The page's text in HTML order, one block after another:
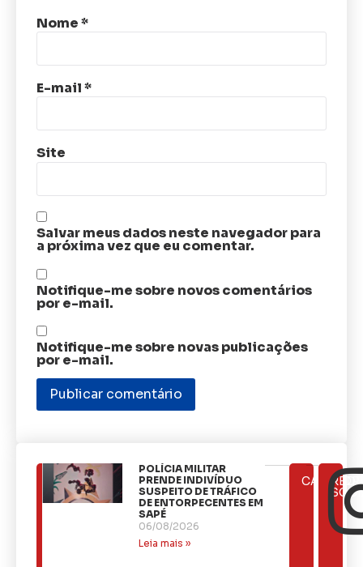
Nome*
E-mail*
Site
Salvar meus dados neste navegador para
a próxima vez que eu comentar.
Notifique-me sobre novos comentários
por e-mail.
Notifique-me sobre novas publicações
por e-mail.
ÚLTIMAS
NOTÍCIAS
​POLÍCIA MILITAR
PRENDE INDIVÍDUO
SUSPEITO DE TRÁFICO
DE ENTORPECENTES EM
SAPÉ
06/08/2026
Leia mais »